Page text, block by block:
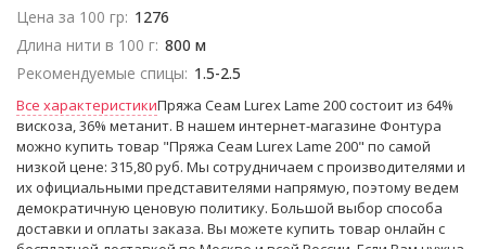
Цена за 100 гр: 1276
Длина нити в 100 г: 800 м
Рекомендуемые спицы: 1.5-2.5
Все характеристикиПряжа Сеам Lurex Lame 200 состоит из 64%
вискоза, 36% метанит. В нашем интернет-магазине Фонтура
можно купить товар "Пряжа Сеам Lurex Lame 200" по самой
низкой цене: 315,80 руб. Мы сотрудничаем с производителями и
их официальными представителями напрямую, поэтому ведем
демократичную ценовую политику. Большой выбор способа
доставки и оплаты заказа. Вы можете купить товар онлайн с